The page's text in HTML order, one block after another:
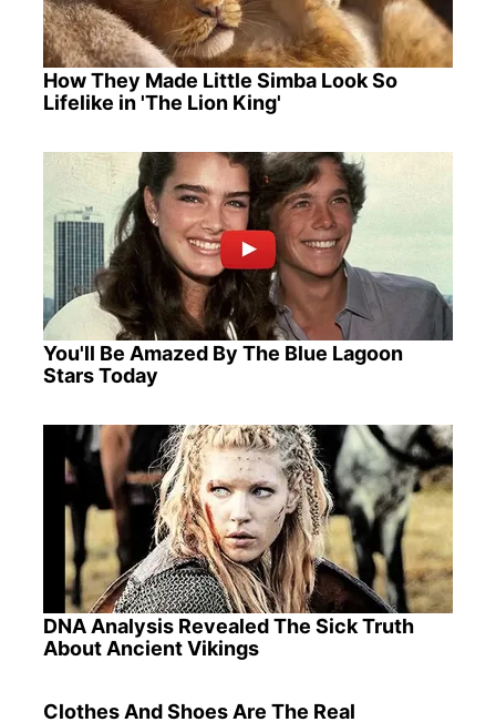
How They Made Little Simba Look So
Lifelike in 'The Lion King'
You'll Be Amazed By The Blue Lagoon
Stars Today
DNA Analysis Revealed The Sick Truth
About Ancient Vikings
Clothes And Shoes Are The Real